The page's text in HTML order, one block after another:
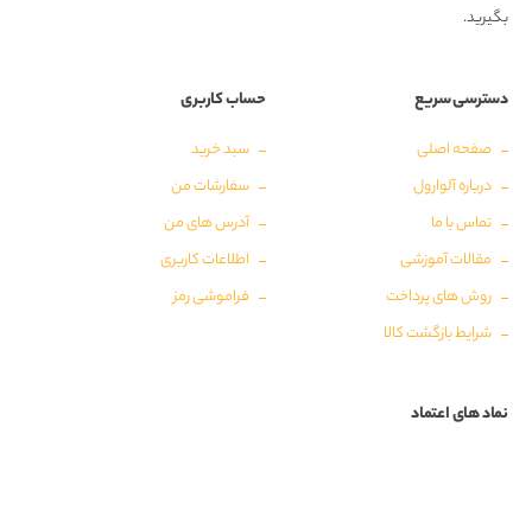
بگیرید.
دسترسی سریع
صفحه اصلی
درباره آلوارول
تماس با ما
مقالات آموزشی
روش های پرداخت
شرایط بازگشت کالا
حساب کاربری
سبد خرید
سفارشات من
آدرس های من
اطلاعات کاربری
فراموشی رمز
نماد های اعتماد